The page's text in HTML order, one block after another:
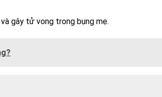
gây tử vong trong bụng mẹ.